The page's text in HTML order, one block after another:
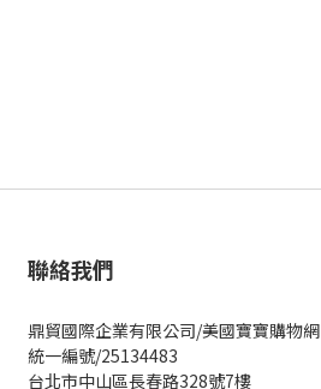
聯絡我們
鼎貿國際企業有限公司/美國寶寶購物網
統一編號/25134483
台北市中山區長春路328號7樓